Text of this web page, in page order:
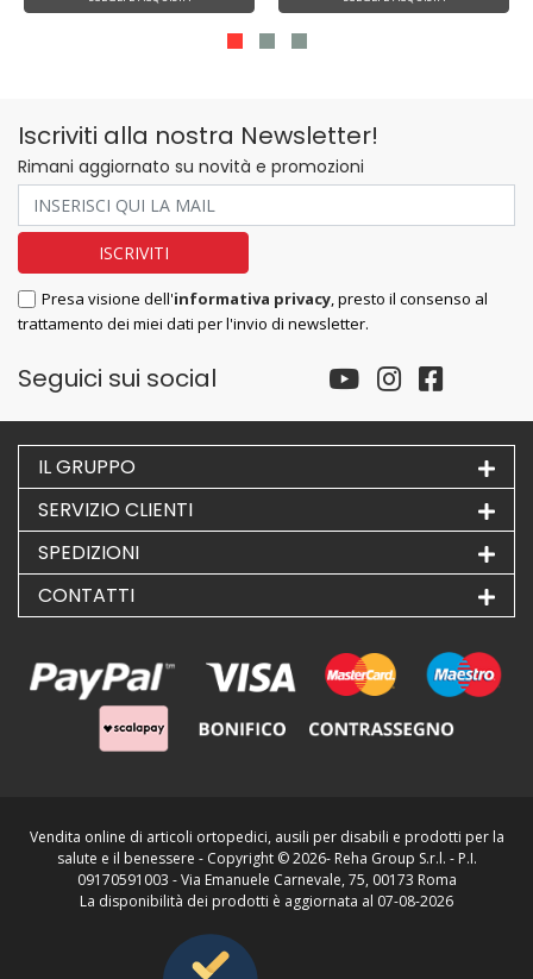
Iscriviti alla nostra Newsletter!
Rimani aggiornato su novità e promozioni
Presa visione dell'informativa privacy , presto il consenso al
trattamento dei miei dati per l'invio di newsletter.
Seguici sui social
IL GRUPPO
SERVIZIO CLIENTI
SPEDIZIONI
CONTATTI
Vendita online di articoli ortopedici, ausili per disabili e prodotti per la
salute e il benessere - Copyright ©2026- Reha Group S.r.l. - P.I.
09170591003 - Via Emanuele Carnevale, 75, 00173 Roma
La disponibilità dei prodotti è aggiornata al 07-08-2026